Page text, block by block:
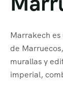
Marrakech
de
murallas y
imperial,